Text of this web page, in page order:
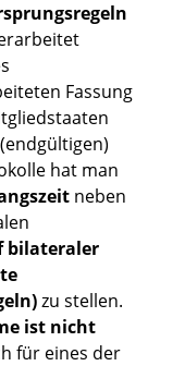
Fassung
hat man
neben
bilateraler
zu stellen.
ist nicht
für eines der